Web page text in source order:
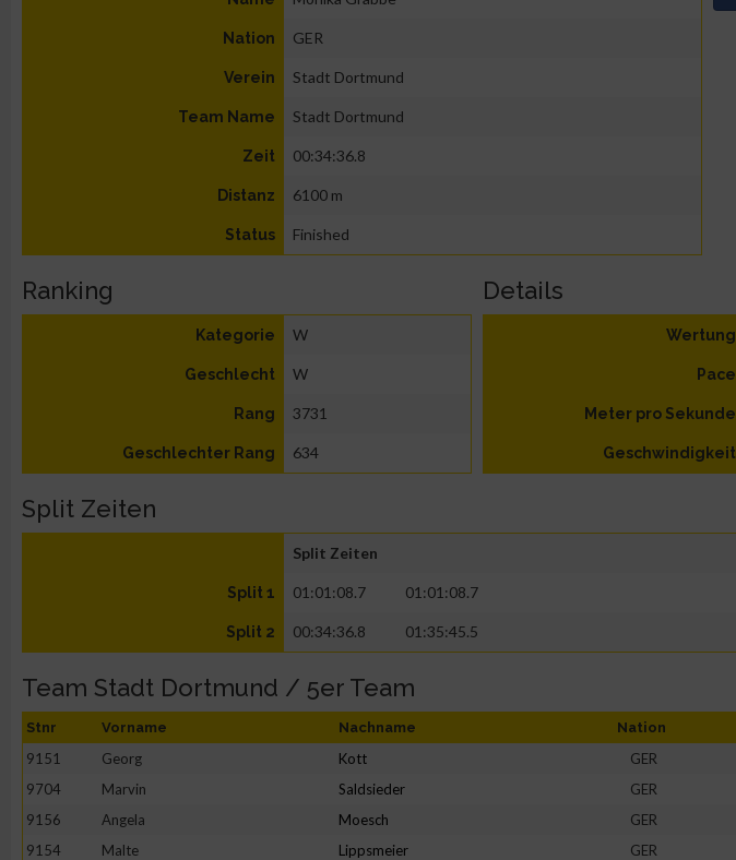
Nation GER
Verein Stadt Dortmund
Team Name Stadt Dortmund
Zeit 00:34:36.8
Distanz 6100 m
Status Finished
Ranking
Kategorie W
Geschlecht W
Rang 3731
Geschlechter Rang 634
Details
Wertung
Pace
Meter pro Sekunde
Geschwindigkeit
Split Zeiten
Split Zeiten
Split 1 01:01:08.7 01:01:08.7
Split 2 00:34:36.8 01:35:45.5
Team Stadt Dortmund / 5er Team
Stnr Vorname Nachname Nation
9151 Georg Kott GER
9704
Marvin Saldsieder GER
9156
Angela Moesch GER
9154
Malte Lippsmeier GER